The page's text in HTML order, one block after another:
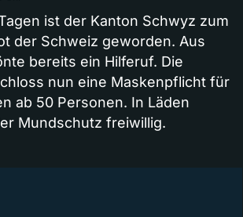
ist der Kanton Schwyz zum
der Schweiz geworden. Aus
bereits ein Hilferuf. Die
nun eine Maskenpflicht für
ab 50 Personen. In Läden
Mundschutz freiwillig.